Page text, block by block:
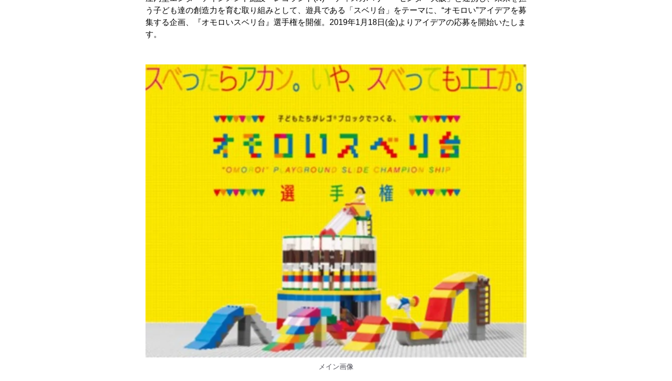
う子ども達の創造力を育む取り組みとして、遊具である「スベリ台」をテーマに、“オモロい”アイデアを募
集する企画、『オモロいスベリ台』選手権を開催。2019年1月18日(金)よりアイデアの応募を開始いたしま
す。
メイン画像